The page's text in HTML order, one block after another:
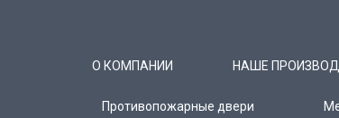
О КОМПАНИИ НАШЕ
Противопожарные двери